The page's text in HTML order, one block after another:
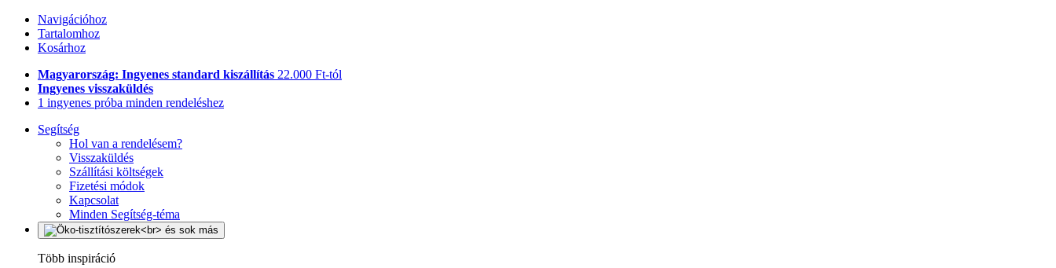
Navigációhoz
Tartalomhoz
Kosárhoz
Magyarország: Ingyenes standard kiszállítás 22.000 Ft-tól
Ingyenes visszaküldés
1 ingyenes próba minden rendeléshez
Segítség
Hol van a rendelésem?
Visszaküldés
Szállítási költségek
Fizetési módok
Kapcsolat
Minden Segítség-téma
Több inspiráció